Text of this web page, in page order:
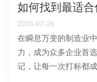
如何找到最适
2026-02-26
在瞬息万变的制造业
力，成为众多企业首
记，让每一次打标都